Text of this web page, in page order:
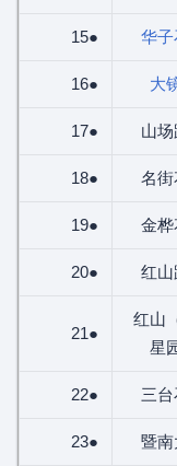
15● 华
16● 大
17● 山场
18● 名街
19● 金桦
20● 红
21●
红山
星
22● 三
23● 暨